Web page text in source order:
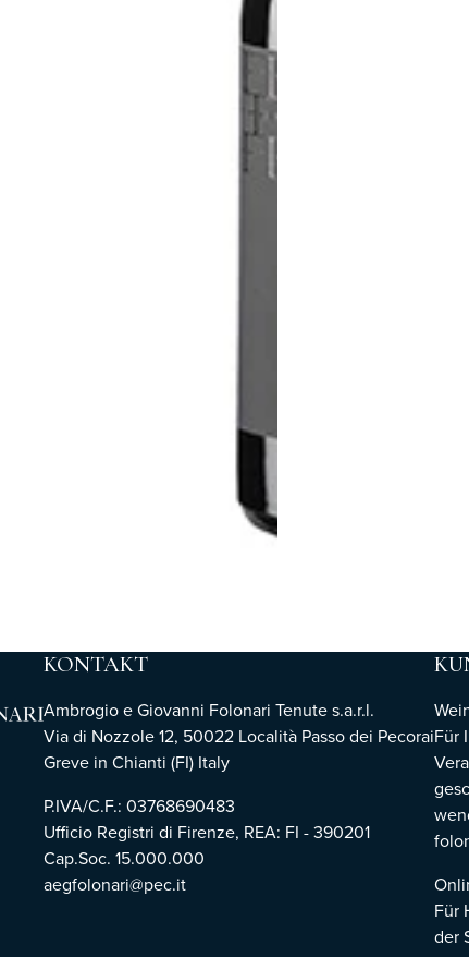
KONTAKT
Ambrogio e Giovanni Folonari Tenute s.a.r.l.
Via di Nozzole 12, 50022 Località Passo dei Pecorai
Greve in Chianti (FI) Italy
P.IVA/C.F.: 03768690483
Ufficio Registri di Firenze, REA: FI - 390201
Cap.Soc. 15.000.000
aegfolonari@pec.it
Für
Für
der